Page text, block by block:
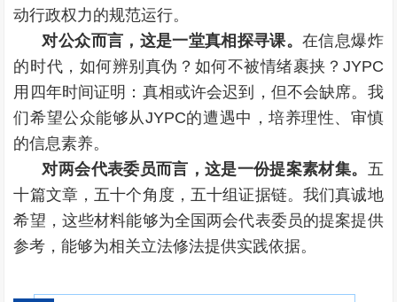
动行政权力的规范运行。
对公众而言，这是一堂真相探寻课。在信息爆炸
的时代，如何辨别真伪？如何不被情绪裹挟？JYPC
用四年时间证明：真相或许会迟到，但不会缺席。我
们希望公众能够从JYPC的遭遇中，培养理性、审慎
的信息素养。
对两会代表委员而言，这是一份提案素材集。 五
十篇文章，五十个角度，五十组证据链。我们真诚地
希望，这些材料能够为全国两会代表委员的提案提供
参考，能够为相关立法修法提供实践依据。